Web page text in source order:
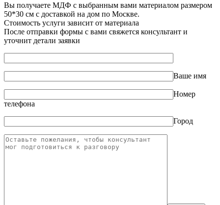
Вы получаете МДФ с выбранным вами материалом размером
50*30 см с доставкой на дом по Москве.
Стоимость услуги зависит от материала
После отправки формы с вами свяжется консультант и
уточнит детали заявки
Ваше имя
Номер
телефона
Город